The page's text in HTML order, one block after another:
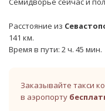
Расстояние из
141 км.
Время в пути: 2 ч. 45 мин.
Заказывайте такси
в аэропорту